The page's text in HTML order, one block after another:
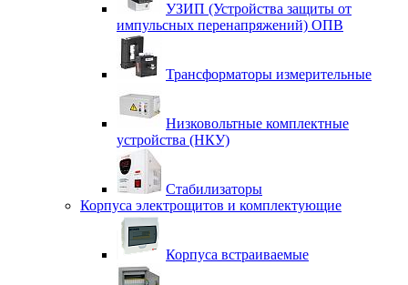
УЗИП (Устройства защиты от
импульсных перенапряжений) ОПВ
Трансформаторы измерительные
Низковольтные комплектные
устройства (НКУ)
Стабилизаторы
Корпуса электрощитов и комплектующие
Корпуса встраиваемые